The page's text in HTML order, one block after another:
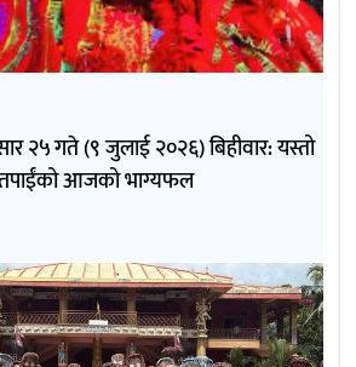
२५ गते (९ जुलाई २०२६) बिहीवार: यस्तो
आजको भाग्यफल